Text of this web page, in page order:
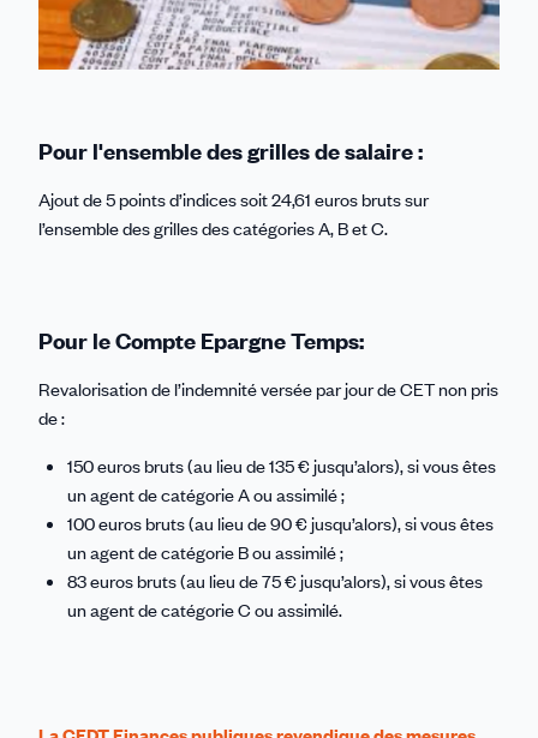
Pour l'ensemble des grilles de salaire :
Ajout de 5 points d’indices soit 24,61 euros bruts sur
l’ensemble des grilles des catégories A, B et C.
Pour le Compte Epargne Temps:
Revalorisation de l’indemnité versée par jour de CET non pris
de :
150 euros bruts (au lieu de 135 € jusqu’alors), si vous êtes
un agent de catégorie A ou assimilé ;
100 euros bruts (au lieu de 90 € jusqu’alors), si vous êtes
un agent de catégorie B ou assimilé ;
83 euros bruts (au lieu de 75 € jusqu’alors), si vous êtes
un agent de catégorie C ou assimilé.